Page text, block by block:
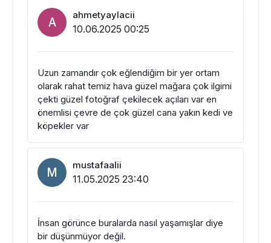
A ahmetyaylacii
10.06.2025 00:25
Uzun zamandır çok eğlendiğim bir yer ortam
olarak rahat temiz hava güzel mağara çok ilgimi
çekti güzel fotoğraf çekilecek açıları var en
önemlisi çevre de çok güzel cana yakın kedi ve
köpekler var
M mustafaalii
11.05.2025 23:40
İnsan görünce buralarda nasıl yaşamışlar diye
bir düşünmüyor değil.